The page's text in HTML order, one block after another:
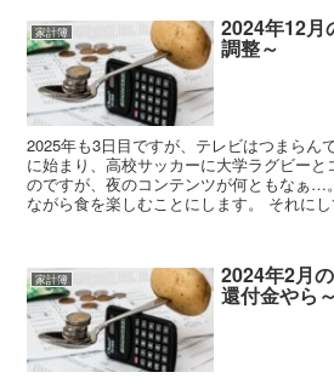
家計簿 2024年12
調整～
2025年も3日目ですが、テレビはつまら
に始まり、高校サッカーに大学ラグビー
のですが、夜のコンテンツが何ともなぁ…
ながら食を楽しむことにします。 それに
家計簿 2024年2月
還付金やら～